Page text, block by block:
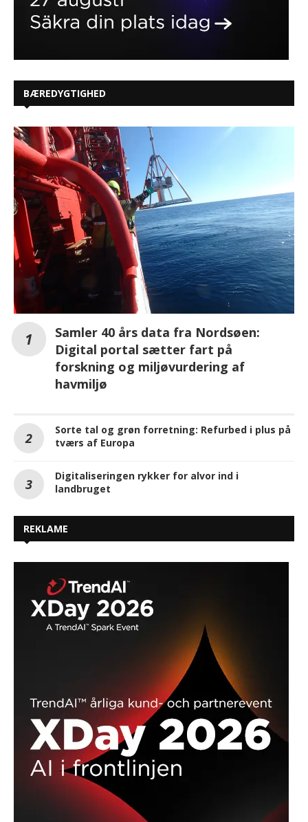
BÆREDYGTIGHED
Samler 40 års data fra Nordsøen:
Digital portal sætter fart på
forskning og miljøvurdering af
havmiljø
Sorte tal og grøn forretning: Refurbed i plus på
tværs af Europa
Digitaliseringen rykker for alvor ind i
landbruget
REKLAME